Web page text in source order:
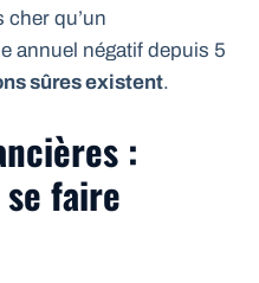
qu’un
annuel négatif depuis 5
sûres existent.
:
faire